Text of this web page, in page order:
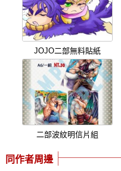
JOJO二部無料貼紙
二部波紋明信片組
同作者周邊